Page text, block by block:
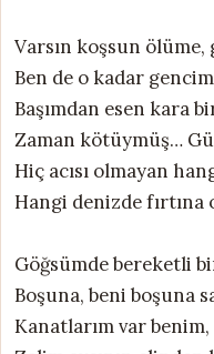
Varsın koşsun ölüme,
Ben de o kadar
Başımdan esen kara
Zaman kötüymüş…
Hiç acısı olmayan
Hangi denizde fırtına
Göğsümde bereketli
Boşuna, beni boşuna
Kanatlarım var